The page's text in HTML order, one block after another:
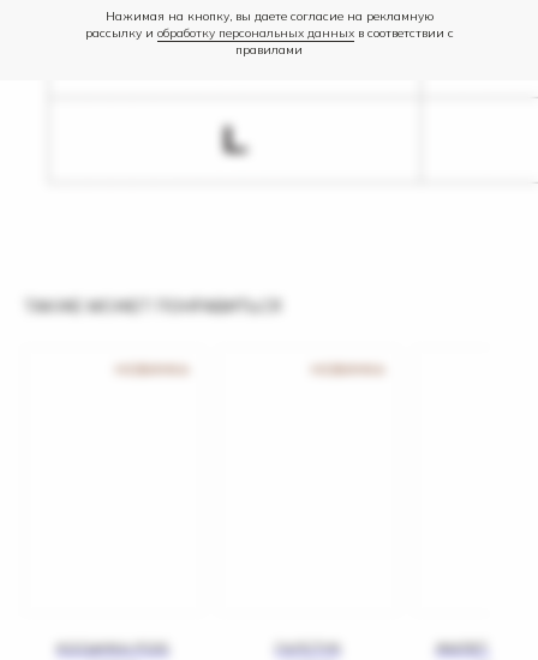
Нажимая на кнопку, вы даете согласие на рекламную
рассылку и обработку персональных данныхв соответствии с
правилами
ТАКЖЕ МОЖЕТ ПОНРАВИТЬСЯ
НОВИНКА
КОСЫНКА POIS
НОВИНКА
ГАЛСТУК ЖИЛЕТ